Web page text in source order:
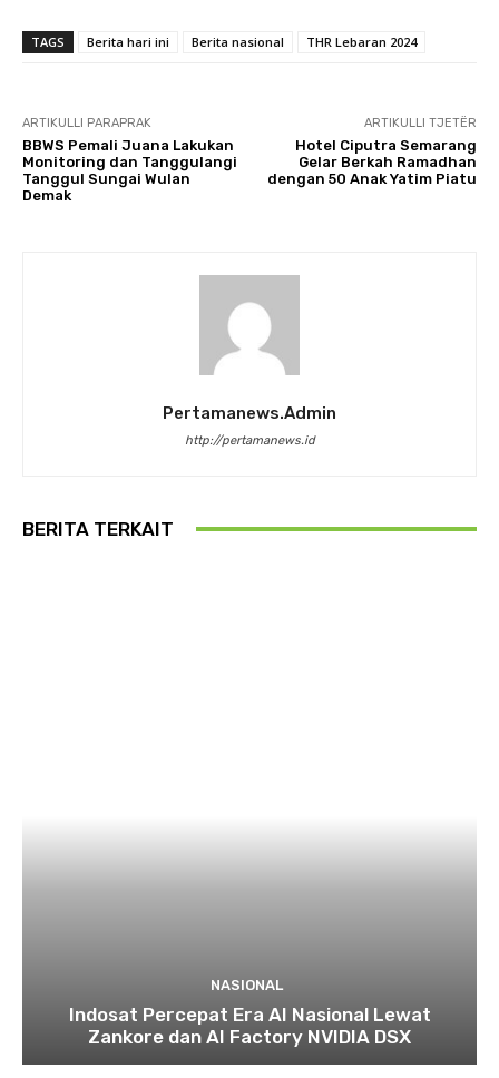
TAGS Berita hari ini Berita nasional THR Lebaran 2024
ARTIKULLI PARAPRAK
BBWS Pemali Juana Lakukan
Monitoring dan Tanggulangi
Tanggul Sungai Wulan
Demak
ARTIKULLI TJETËR
Hotel Ciputra Semarang
Gelar Berkah Ramadhan
dengan 50 Anak Yatim Piatu
Pertamanews.admin
http://pertamanews.id
BERITA TERKAIT
NASIONAL
Indosat Percepat Era AI Nasional Lewat
Zankore dan AI Factory NVIDIA DSX